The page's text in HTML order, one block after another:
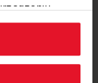
przez Ciebie